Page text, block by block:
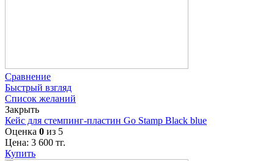
Сравнение
Быстрый взгляд
Список желаний
Закрыть
Кейс для стемпинг-пластин Go Stamp Black blue
Оценка 0 из 5
Цена: 3 600 тг.
Купить